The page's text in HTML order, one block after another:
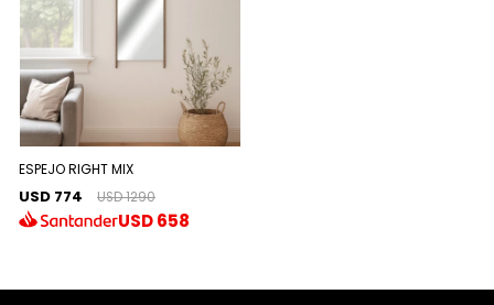
ESPEJO RIGHT MIX
USD 774 USD 1290
USD658